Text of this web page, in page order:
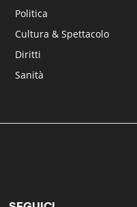
Politica
Cultura & Spettacolo
Diritti
Sanità